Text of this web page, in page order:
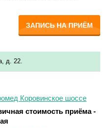
ЗАПИСЬ НА ПРИЁМ
д. 22.
Коровинское шоссе
стоимость приёма -